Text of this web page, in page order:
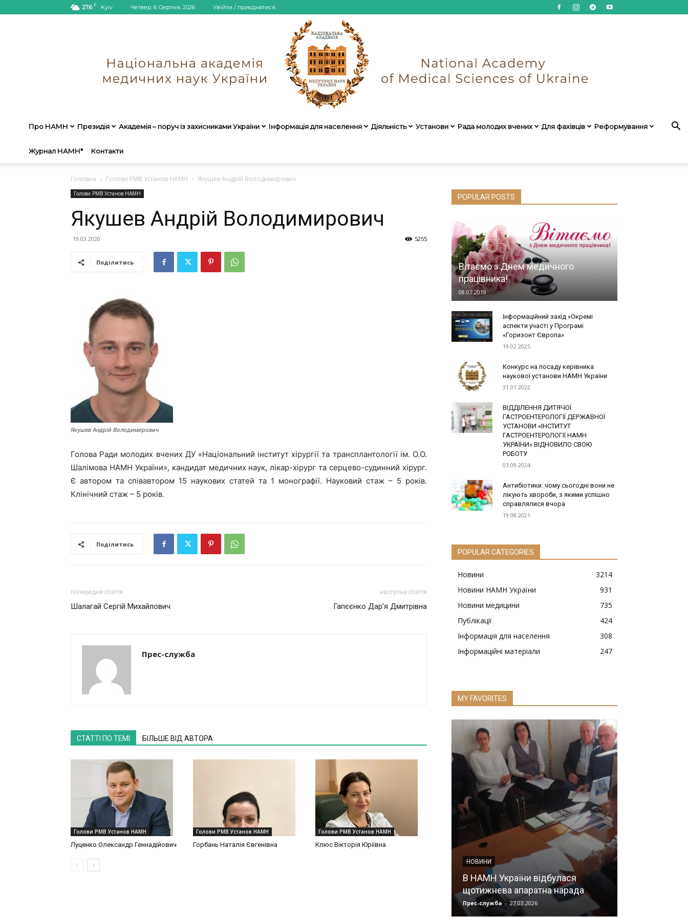
27.6 C Kyiv Четвер, 6 Серпня, 2026 Увійти / приєднатися
України
Про НАМН Президія Академія – поруч із захисниками України Інформація для населення Діяльність Установи Рада молодих вчених Для фахівців Реформування
Журнал НАМН* Контакти
Головна Голови РМВ Установ НАМН Якушев Андрій Володимирович
Голови РМВ Установ НАМН
Якушев Андрій Володимирович
19.03.2020 5255
Поділитись
Якушев Андрій Володимирович
Голова Ради молодих вчених ДУ «Національний інститут хірургії та трансплантології ім. О.О.
Шалімова НАМН України», кандидат медичних наук, лікар-хірург та серцево-судинний хірург.
Є автором та співавтором 15 наукових статей та 1 монографії. Науковий стаж – 5 років.
Клінічний стаж – 5 років.
Поділитись
попередня стаття
Шалагай Сергій Михайлович
наступна стаття
Гапєєнко Дар’я Дмитрівна
Прес-служба
СТАТТІ ПО ТЕМІ БІЛЬШЕ ВІД АВТОРА
Голови РМВ Установ НАМН
Луценко Олександр Геннадійович
Голови РМВ Установ НАМН
Горбань Наталія Євгенівна
Голови РМВ Установ НАМН
Клюс Вікторія Юріївна
POPULAR POSTS
Вітаємо з Днем медичного
працівника!
08.07.2019
Інформаційний захід «Окремі
аспекти участі у Програмі
«Горизонт Європа»
19.02.2025
Конкурс на посаду керівника
наукової установи НАМН України
31.01.2022
ВІДДІЛЕННЯ ДИТЯЧОЇ
ГАСТРОЕНТЕРОЛОГІЇ ДЕРЖАВНОЇ
УСТАНОВИ «ІНСТИТУТ
ГАСТРОЕНТЕРОЛОГІЇ НАМН
УКРАЇНИ» ВІДНОВИЛО СВОЮ
РОБОТУ
03.09.2024
Антибіотики: чому сьогодні вони не
лікують хвороби, з якими успішно
справлялися вчора
19.08.2021
POPULAR CATEGORIES
Новини
3214
Новини НАМН України
931
Новини медицини
735
Публікації
424
Інформація для населення
308
Інформаційні матеріали
247
MY FAVORITES
НОВИНИ
В НАМН України відбулася
щотижнева апаратна нарада
Прес-служба - 27.03.2026